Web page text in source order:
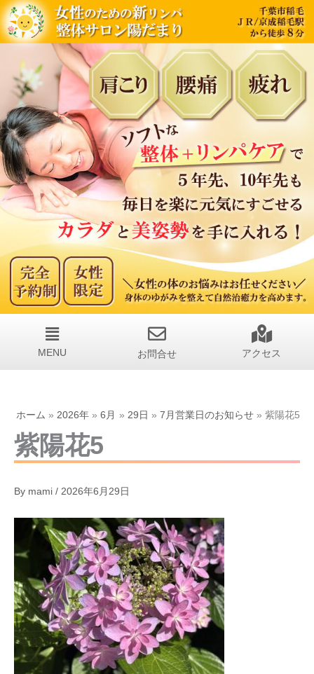
内
容
を
プ
MENU お問合せ アクセス
ホーム 2026年 6月 29日 7月営業日のお知らせ 紫陽花5
紫陽花5
By mami / 2026年6月29日